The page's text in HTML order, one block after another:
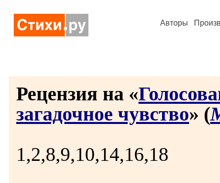
Авторы
Рецензия на «
загадочное чувство» (
1,2,8,9,10,14,16,18